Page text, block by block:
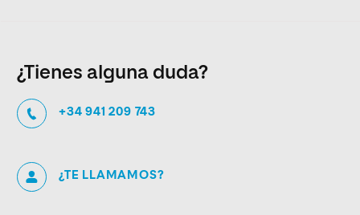
¿Tienes alguna duda?
+34 941 209 743
¿TE LLAMAMOS?